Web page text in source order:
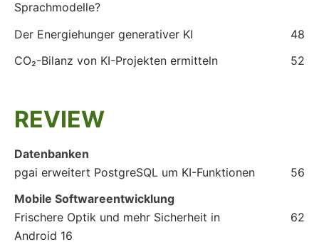
Sprachmodelle?
Der Energiehunger generativer KI
48
CO₂-Bilanz von KI-Projekten ermitteln
52
REVIEW
Datenbanken
pgai erweitert PostgreSQL um KI-Funktionen
56
Mobile Softwareentwicklung
Frischere Optik und mehr Sicherheit in
Android 16
62